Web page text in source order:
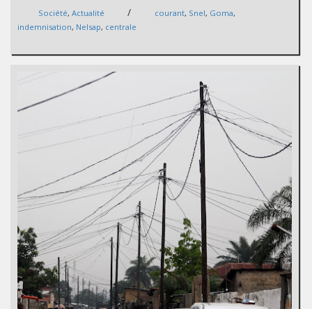
Société, Actualité / courant, Snel, Goma,
indemnisation, Nelsap, centrale